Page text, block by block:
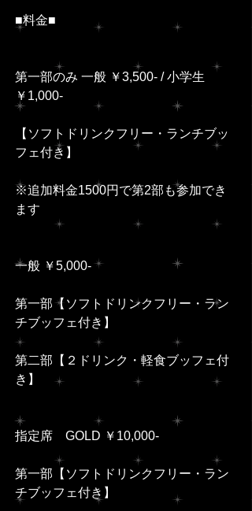
■料金■
第一部のみ 一般 ￥3,500- / 小学生
￥1,000-
【ソフトドリンクフリー・ランチブッ
フェ付き】
※追加料金1500円で第2部も参加でき
ます
一般 ￥5,000-
第一部【ソフトドリンクフリー・ラン
チブッフェ付き】
第二部【２ドリンク・軽食ブッフェ付
き】
指定席　GOLD ￥10,000-
第一部【ソフトドリンクフリー・ラン
チブッフェ付き】